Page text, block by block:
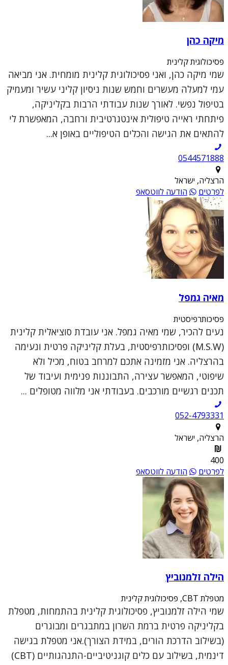
מיקה כהן
פסיכולוגית קלינית
שמי מיקה כהן, ואני פסיכולוגית קלינית מומחית. אני מביאה
עמי למעלה מעשרים וחמש שנות ניסיון קליני עשיר ומעמיק
בטיפול נפשי. לאורך שנות עבודתי הרבות בקליניקה,
פיתחתי ראייה טיפולית אינטגרטיבית ורחבה, המאפשרת לי
להתאים את הגישה והכלים הטיפוליים באופן א...
0544571888
הרצליה, ישראל
לפרטים
הודעה לווטסאפ
מאיה גמפל
פסיכותרפיסטית
נעים להכיר, שמי מאיה גמפל. אני עובדת סוציאלית קלינית
(M.S.W) ופסיכותרפיסטית, בעלת קליניקה פרטית ונעימה
בהרצליה. אני מזמינה אתכם למרחב בטוח, מכיל ולא
שיפוטי, המאפשר עצירה, התבוננות פנימית ועיבוד של
תכנים רגשיים מורכבים. בעבודתי אני מלווה מטופלים ...
052-4793331
הרצליה, ישראל
400
לפרטים
הודעה לווטסאפ
הילה זלמנוביץ
מטפלת CBT, פסיכולוגית קלינית
שמי הילה זלמנוביץ, פסיכולוגית קלינית בהתמחות, מטפלת
בקליניקה פרטית ברמת השרון במתבגרים ומבוגרים
(בשילוב הדרכת הורים, במידת הצורך).אני מטפלת בגישה
דינמית, בשילוב עם כלים קוגניטיביים-התנהגותיים (CBT)